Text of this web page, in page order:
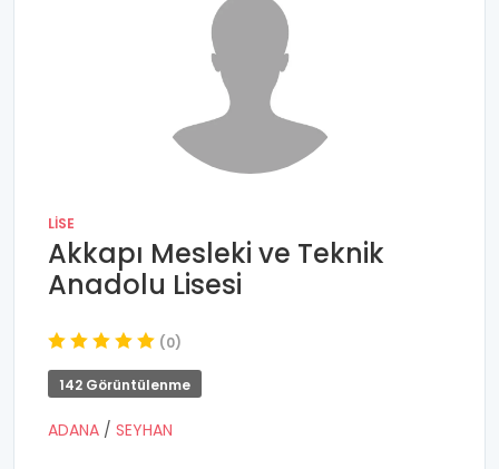
LISE
Akkapı Mesleki ve Teknik
Anadolu Lisesi
(0)
142 Görüntülenme
ADANA / SEYHAN